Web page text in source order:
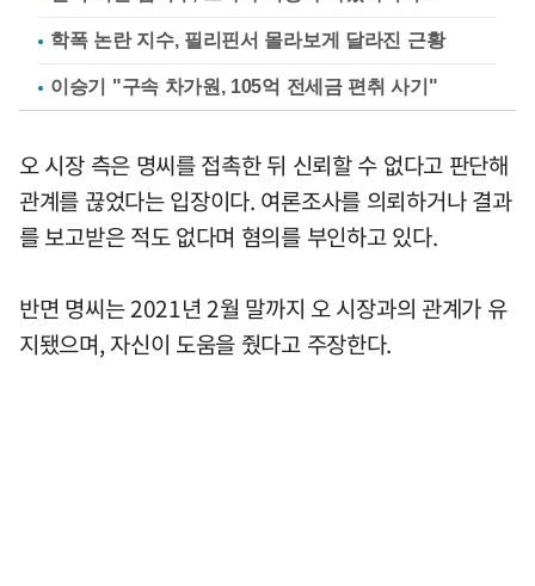
학폭 논란 지수, 필리핀서 몰라보게 달라진 근황
이승기 "구속 차가원, 105억 전세금 편취 사기"
오 시장 측은 명씨를 접촉한 뒤 신뢰할 수 없다고 판단해
관계를 끊었다는 입장이다. 여론조사를 의뢰하거나 결과
를 보고받은 적도 없다며 혐의를 부인하고 있다.
반면 명씨는 2021년 2월 말까지 오 시장과의 관계가 유
지됐으며, 자신이 도움을 줬다고 주장한다.